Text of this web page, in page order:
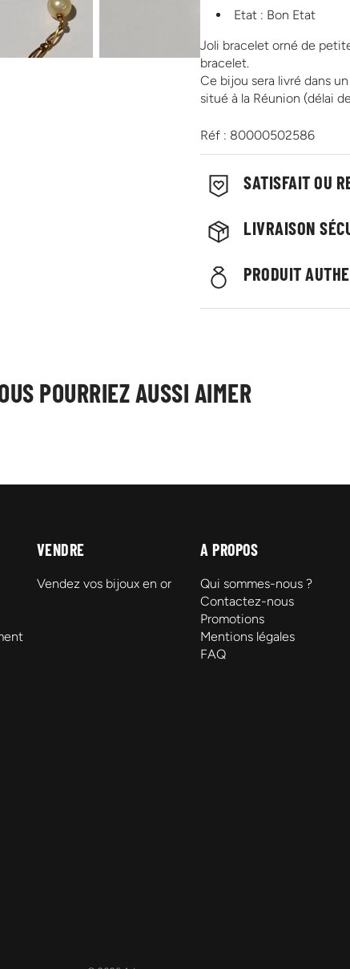
Etat : Bon Etat
Joli bracelet orné de
bracelet.
Ce bijou sera livré dans
situé à la Réunion (délai
Réf : 80000502586
SATISFAIT OU
LIVRAISON
PRODUIT
POURRIEZ AUSSI AIMER
VENDRE
Vendez vos bijoux en or
A PROPOS
Qui sommes-nous ?
Contactez-nous
Promotions
Mentions légales
FAQ